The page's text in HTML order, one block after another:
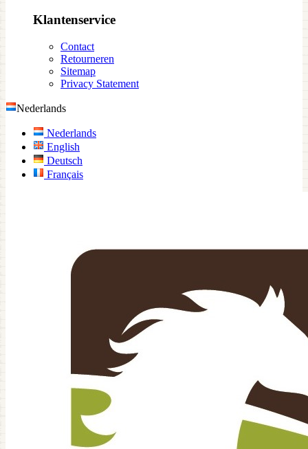
Klantenservice
Contact
Retourneren
Sitemap
Privacy Statement
Nederlands
Nederlands
English
Deutsch
Français